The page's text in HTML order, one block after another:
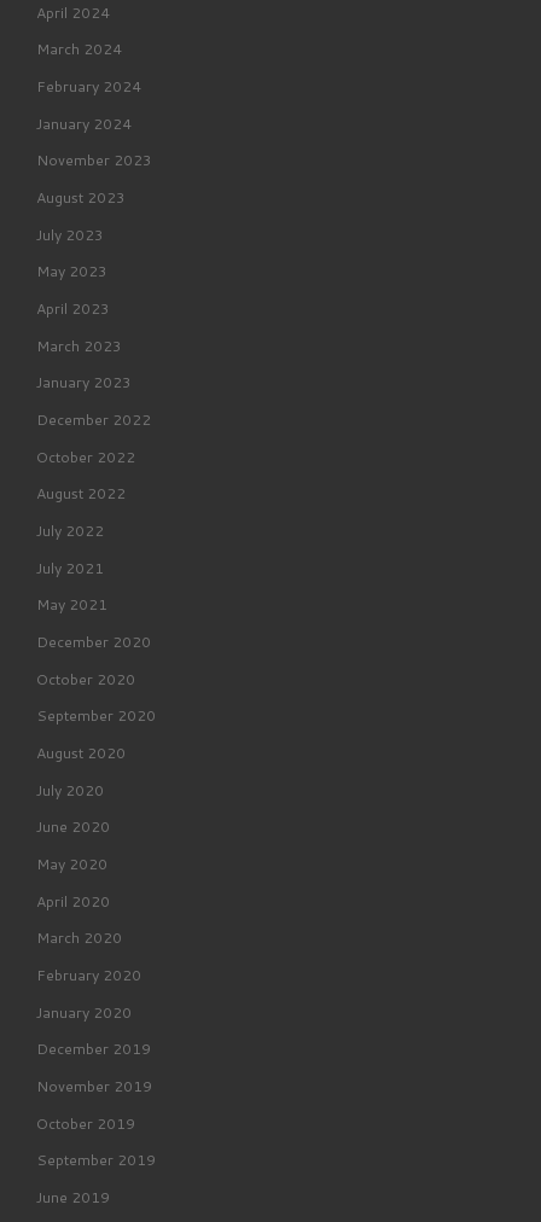
April 2024
March 2024
February 2024
January 2024
November 2023
August 2023
July 2023
May 2023
April 2023
March 2023
January 2023
December 2022
October 2022
August 2022
July 2022
July 2021
May 2021
December 2020
October 2020
September 2020
August 2020
July 2020
June 2020
May 2020
April 2020
March 2020
February 2020
January 2020
December 2019
November 2019
October 2019
September 2019
June 2019